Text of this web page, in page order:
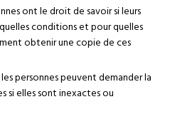
ont le droit de savoir si leurs
conditions et pour quelles
obtenir une copie de ces
les personnes peuvent demander la
si elles sont inexactes ou